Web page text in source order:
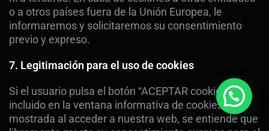
o a otros países fuera de la Unión Europea, le
informaremos y solicitaremos su consentimiento
previo y expreso.
7. Legitimación para el uso de cookies
Si el usuario pulsa el botón “ACEPTAR cookies”,
incluido en la ventana informativa de cookies
mostrada al acceder a nuestra web, se entiende que